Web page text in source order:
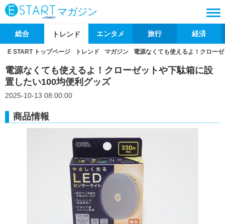
マガジン
総合 トレンド エンタメ 旅行 経済
E START トップページ トレンド マガジン 電源なくても使えるよ！クロー
電源なくても使えるよ！クローゼットや下駄箱に設
置したい100均便利グッズ
2025-10-13 08:00:00
商品情報